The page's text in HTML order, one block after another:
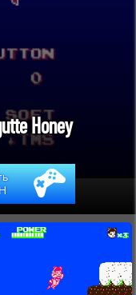
Honey